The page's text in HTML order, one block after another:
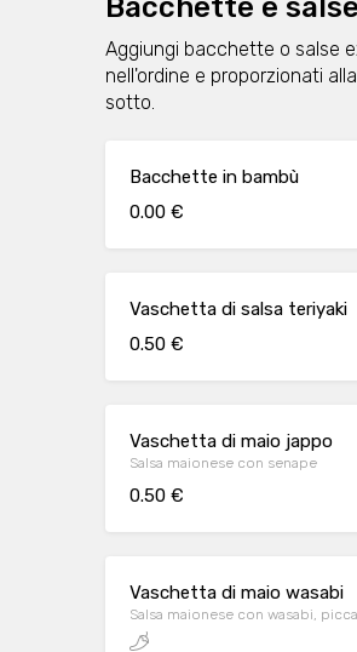
Bacchette e
Aggiungi bacchette o salse
nell'ordine e proporzionati
sotto.
Bacchette in bambù
0.00 €
Vaschetta di salsa teriyaki
0.50 €
Vaschetta di maio jappo
Salsa maionese con senape
0.50 €
Vaschetta di maio wasabi
Salsa maionese con wasabi,